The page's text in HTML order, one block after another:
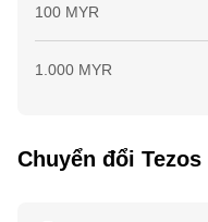
100 MYR
1.000 MYR
Chuyển đổi